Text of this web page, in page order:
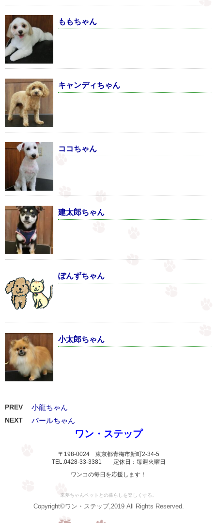
ももちゃん
キャンディちゃん
ココちゃん
建太郎ちゃん
ぽんずちゃん
小太郎ちゃん
PREV 小龍ちゃん
NEXT パールちゃん
ワン・ステップ
〒198-0024 東京都青梅市新町2-34-5
TEL.0428-33-3381 定休日：毎週火曜日
ワンコの毎日を応援します！
来夢ちゃんペットとの暮らしを楽しくする。
Copyright©ワン・ステップ,2019 All Rights Reserved.